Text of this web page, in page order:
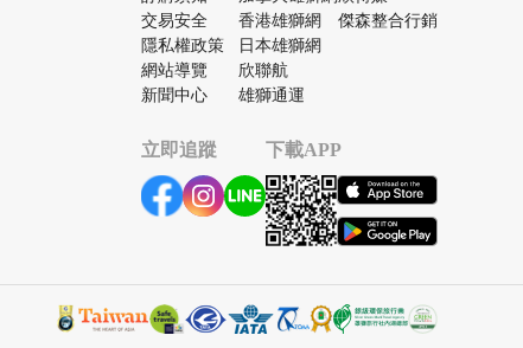
交易安全
隱私權政策
網站導覽
新聞中心
香港雄獅網
日本雄獅網
欣聯航
雄獅通運
傑森整合行銷
立即追蹤 下載APP